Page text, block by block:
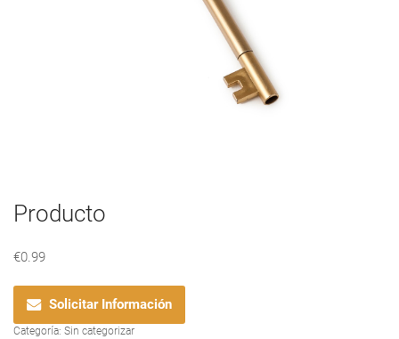
Producto
€0.99
Solicitar Información
Categoría: Sin categorizar